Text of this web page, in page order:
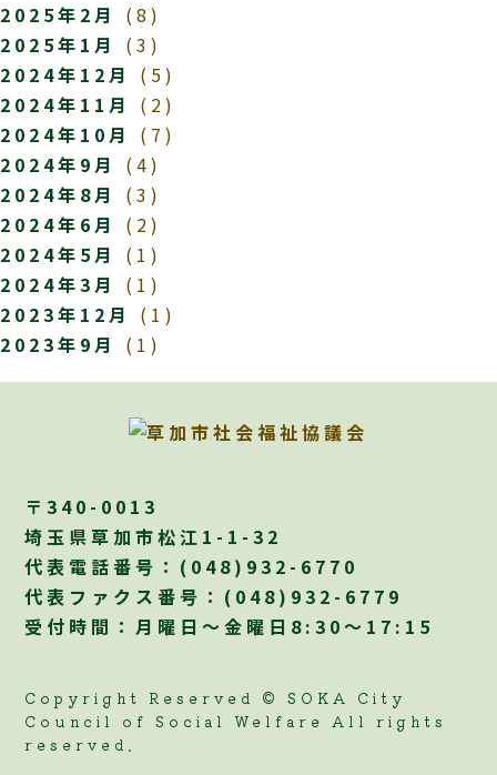
2025年2月
(8)
2025年1月
(3)
2024年12月
(5)
2024年11月
(2)
2024年10月
(7)
2024年9月
(4)
2024年8月
(3)
2024年6月
(2)
2024年5月
(1)
2024年3月
(1)
2023年12月
(1)
2023年9月
(1)
〒340-0013
埼玉県草加市松江1-1-32
代表電話番号： (048)932-6770
代表ファクス番号：(048)932-6779
受付時間：月曜日～金曜日8:30～17:15
Copyright Reserved © SOKA City
Council of Social Welfare All rights
reserved.